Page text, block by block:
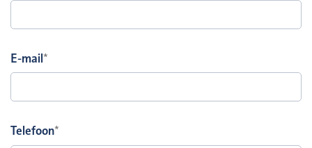
E-mail*
Telefoon*